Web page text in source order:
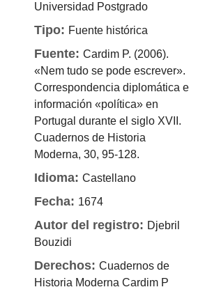
Universidad Postgrado
Tipo: Fuente histórica
Fuente:Cardim P. (2006).
«Nem tudo se pode escrever».
Correspondencia diplomática e
información «política» en
Portugal durante el siglo XVII.
Cuadernos de Historia
Moderna, 30, 95-128.
Idioma:Castellano
Fecha: 1674
Autor del registro: Djebril
Bouzidi
Derechos:Cuadernos de
Historia ModernaCardim P